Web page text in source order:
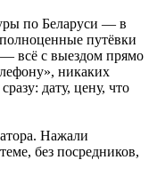
по Беларуси — в
путёвки
всё с выездом прямо
никаких
дату, цену, что
Нажали
без посредников,